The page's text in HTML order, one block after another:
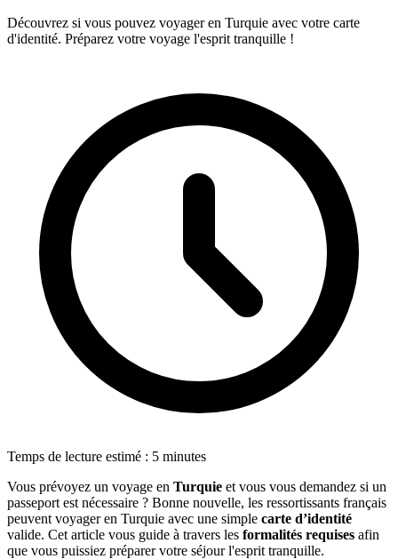
Découvrez si vous pouvez voyager en Turquie avec votre carte
d'identité. Préparez votre voyage l'esprit tranquille !
Temps de lecture estimé : 5 minutes
Vous prévoyez un voyage en Turquie et vous vous demandez si un
passeport est nécessaire ? Bonne nouvelle, les ressortissants français
peuvent voyager en Turquie avec une simple carte d’identité
valide. Cet article vous guide à travers les formalités requises afin
que vous puissiez préparer votre séjour l'esprit tranquille.